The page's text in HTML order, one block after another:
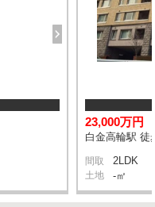
23,000万円
白金高輪駅 徒
間取 2LDK
土地 -㎡